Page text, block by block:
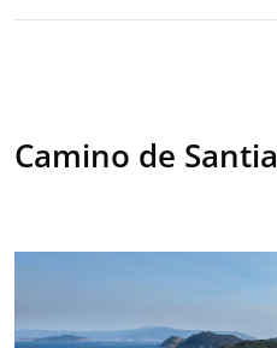
Camino de